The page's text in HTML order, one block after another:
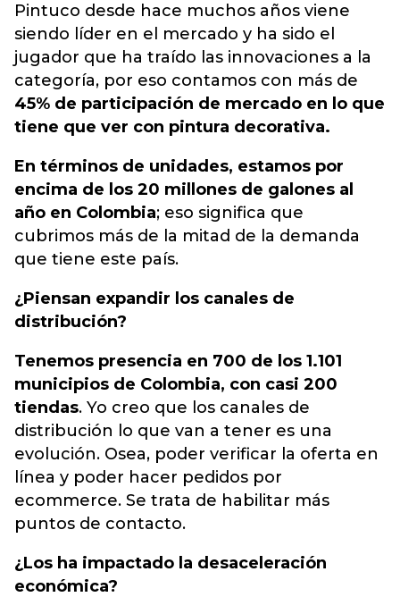
Pintuco desde hace muchos años viene
siendo líder en el mercado y ha sido el
jugador que ha traído las innovaciones a la
categoría, por eso contamos con más de
45% de participación de mercado en lo que
tiene que ver con pintura decorativa.
En términos de unidades, estamos por
encima de los 20 millones de galones al
año en Colombia; eso significa que
cubrimos más de la mitad de la demanda
que tiene este país.
¿Piensan expandir los canales de
distribución?
Tenemos presencia en 700 de los 1.101
municipios de Colombia, con casi 200
tiendas. Yo creo que los canales de
distribución lo que van a tener es una
evolución. Osea, poder verificar la oferta en
línea y poder hacer pedidos por
ecommerce. Se trata de habilitar más
puntos de contacto.
¿Los ha impactado la desaceleración
económica?